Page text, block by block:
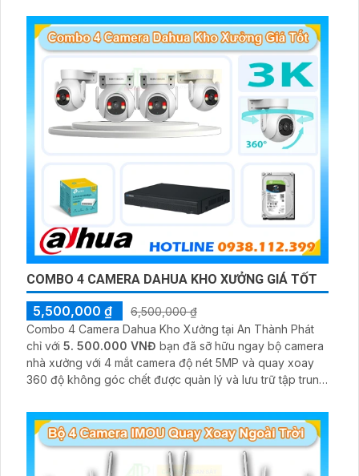
giám sát có màu vào ban đêm
COMBO 4 CAMERA DAHUA KHO XƯỞNG GIÁ TỐT
5,500,000 ₫
6,500,000 ₫
Combo 4 Camera Dahua Kho Xưởng tại An Thành Phát
chỉ với 5. 500.000 VNĐ bạn đã sỡ hữu ngay bộ camera
nhà xưởng với 4 mắt camera độ nét 5MP và quay xoay
360 độ không góc chết được quản lý và lưu trữ tập trung